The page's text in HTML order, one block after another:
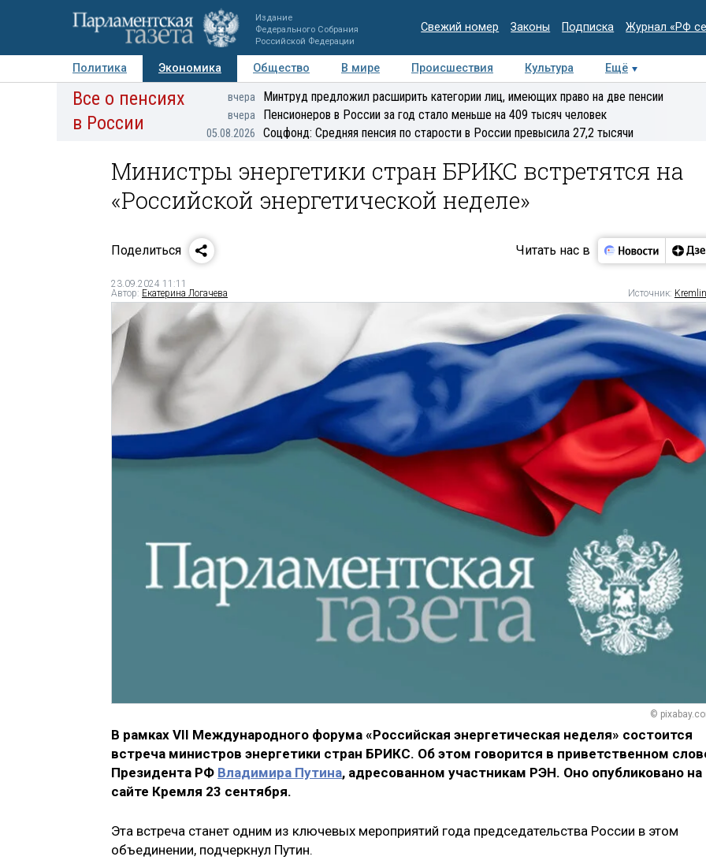
Издание
Федерального Собрания
Российской Федерации
Свежий номер Законы Подписка Журнал «РФ
Политика Экономика Общество В мире Происшествия Культура
Ещё
Авторы Персоны Мнения Регионы Медиацентр Интервью Колумнисты
Все о пенсиях
в России
вчера Минтруд предложил расширить категории лиц, имеющих право на две пенсии
вчера Пенсионеров в России за год стало меньше на 409 тысяч человек
05.08.2026 Соцфонд: Средняя пенсия по старости в России превысила 27,2 тысячи
Министры энергетики стран БРИКС встретятся на
«Российской энергетической неделе»
Поделиться Читать нас в
23.09.2024 11:11
Автор: Екатерина Логачева Источник:
©
В рамках VII Международного форума «Российская энергетическая неделя» состоится
встреча министров энергетики стран БРИКС. Об этом говорится в приветственном
Президента РФ Владимира Путина, адресованном участникам РЭН. Оно опубликовано на
сайте Кремля 23 сентября.
Эта встреча станет одним из ключевых мероприятий года председательства России в этом
объединении, подчеркнул Путин.